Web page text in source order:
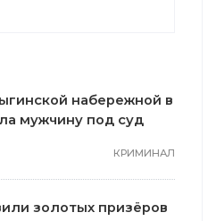
набережной в
мужчину под суд
КРИМИНАЛ
золотых призёров